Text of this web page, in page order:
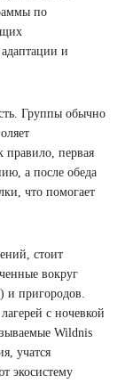
по
и
Группы обычно
правило, первая
а после обеда
что помогает
стоит
вокруг
и пригородов.
с ночевкой
Wildnis
учатся
экосистему